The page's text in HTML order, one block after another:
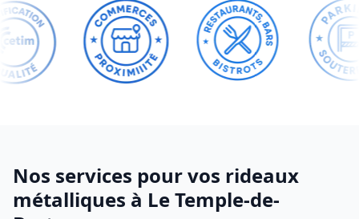
Nos services pour vos rideaux
métalliques à Le Temple-de-